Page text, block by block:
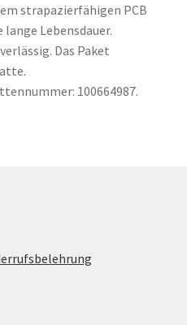
strapazierfähigen PCB
Lebensdauer.
Das Paket
100664987.